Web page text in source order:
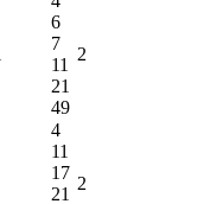
6
7
11
21
49
2
4
11
17
21
2